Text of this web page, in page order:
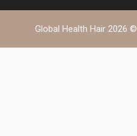
Global Health Hair 2026 ©